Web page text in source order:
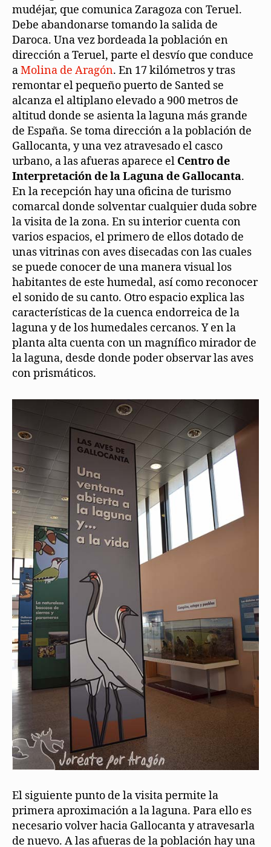
mudéjar, que comunica Zaragoza con Teruel.
Debe abandonarse tomando la salida de
Daroca. Una vez bordeada la población en
dirección a Teruel, parte el desvío que conduce
aMolina de Aragón. En 17 kilómetros y tras
remontar el pequeño puerto de Santed se
alcanza el altiplano elevado a 900 metros de
altitud donde se asienta la laguna más grande
de España. Se toma dirección a la población de
Gallocanta, y una vez atravesado el casco
urbano, a las afueras aparece el Centro de
Interpretación de la Laguna de Gallocanta.
En la recepción hay una oficina de turismo
comarcal donde solventar cualquier duda sobre
la visita de la zona. En su interior cuenta con
varios espacios, el primero de ellos dotado de
unas vitrinas con aves disecadas con las cuales
se puede conocer de una manera visual los
habitantes de este humedal, así como reconocer
el sonido de su canto. Otro espacio explica las
características de la cuenca endorreica de la
laguna y de los humedales cercanos. Y en la
planta alta cuenta con un magnífico mirador de
la laguna, desde donde poder observar las aves
con prismáticos.
El siguiente punto de la visita permite la
primera aproximación a la laguna. Para ello es
necesario volver hacia Gallocanta y atravesarla
de nuevo. A las afueras de la población hay una